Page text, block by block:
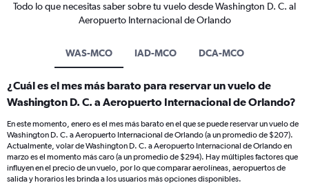
Todo lo que necesitas saber sobre tu vuelo desde Washington D. C. al
Aeropuerto Internacional de Orlando
WAS-MCO IAD-MCO DCA-MCO
¿Cuál es el mes más barato para reservar un vuelo de
Washington D. C. a Aeropuerto Internacional de Orlando?
En este momento, enero es el mes más barato en el que se puede reservar un vuelo de
Washington D. C. a Aeropuerto Internacional de Orlando (a un promedio de $207).
Actualmente, volar de Washington D. C. a Aeropuerto Internacional de Orlando en
marzo es el momento más caro (a un promedio de $294). Hay múltiples factores que
influyen en el precio de un vuelo, por lo que comparar aerolíneas, aeropuertos de
salida y horarios les brinda a los usuarios más opciones disponibles.